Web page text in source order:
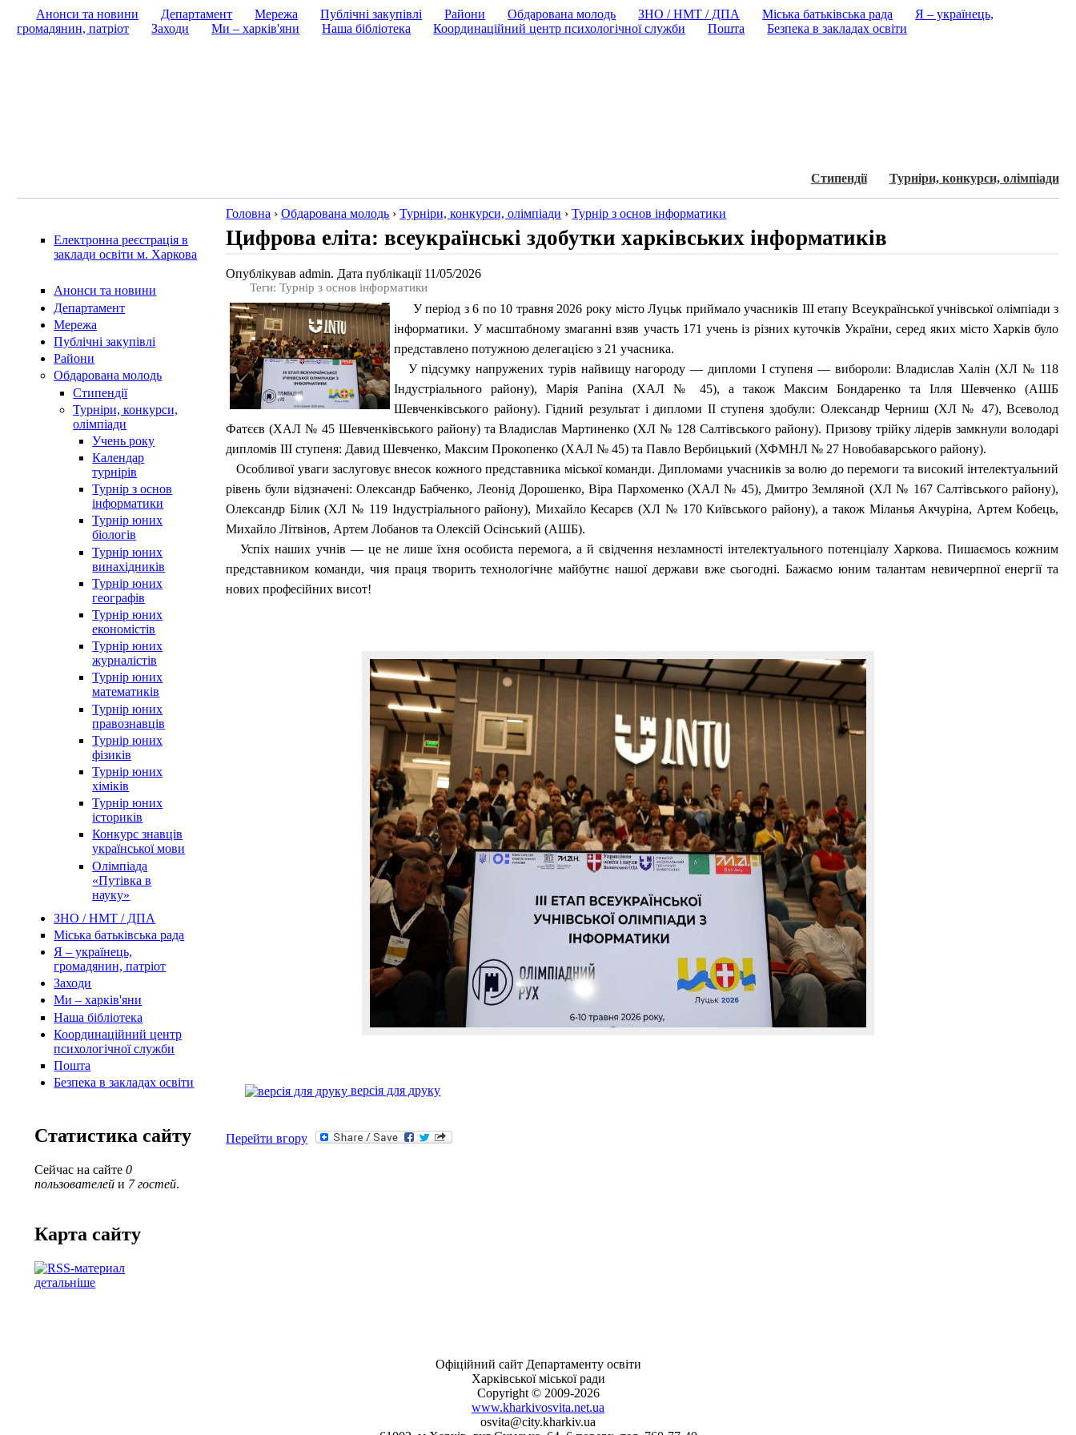
Анонси та новини Департамент Мережа Публічні закупівлі Райони Обдарована молодь ЗНО / НМТ / ДПА Міська батьківська рада
Я – українець,
громадянин, патріот
Заходи Ми – харків'яни Наша бібліотека Координаційний центр психологічної служби Пошта Безпека в закладах освіти
Стипендії Турнiри, конкурси, олiмпiади
Електронна реєстрація в
заклади освіти м. Харкова
Анонси та новини
Департамент
Мережа
Публічні закупівлі
Райони
Обдарована молодь
Стипендії
Турнiри, конкурси,
олiмпiади
Учень року
Календар
турнірів
Турнір з основ
інформатики
Турнір юних
біологів
Турнір юних
винахідників
Турнір юних
географів
Турнір юних
економістів
Турнір юних
журналістів
Турнір юних
математиків
Турнір юних
правознавців
Турнір юних
фізиків
Турнір юних
хіміків
Турнір юних
істориків
Конкурс знавців
української мови
Олімпіада
«Путівка в
науку»
ЗНО / НМТ / ДПА
Міська батьківська рада
Я – українець,
громадянин, патріот
Заходи
Ми – харків'яни
Наша бібліотека
Координаційний центр
психологічної служби
Пошта
Безпека в закладах освіти
Статистика сайту
Сейчас на сайте0
пользователей и 7 гостей.
Карта сайту
детальніше
Головна ›Обдарована молодь ›Турнiри, конкурси, олiмпiади ›Турнір з основ інформатики
Цифрова еліта: всеукраїнські здобутки харківських інформатиків
Опублікував admin. Дата публікації 11/05/2026
Теги: Турнір з основ інформатики
У період з 6 по 10 травня 2026 року місто Луцьк приймало учасників ІІІ етапу Всеукраїнської учнівської олімпіади з
інформатики. У масштабному змаганні взяв участь 171 учень із різних куточків України, серед яких місто Харків було
представлено потужною делегацією з 21 учасника.
У підсумку напружених турів найвищу нагороду — дипломи І ступеня — вибороли: Владислав Халін (ХЛ № 118
Індустріального району), Марія Рапіна (ХАЛ № 45), а також Максим Бондаренко та Ілля Шевченко (АШБ
Шевченківського району). Гідний результат і дипломи ІІ ступеня здобули: Олександр Черниш (ХЛ № 47), Всеволод
Фатєєв (ХАЛ № 45 Шевченківського району) та Владислав Мартиненко (ХЛ № 128 Салтівського району). Призову трійку лідерів замкнули володарі
дипломів ІІІ ступеня: Давид Шевченко, Максим Прокопенко (ХАЛ № 45) та Павло Вербицький (ХФМНЛ № 27 Новобаварського району).
Особливої уваги заслуговує внесок кожного представника міської команди. Дипломами учасників за волю до перемоги та високий інтелектуальний
рівень були відзначені: Олександр Бабченко, Леонід Дорошенко, Віра Пархоменко (ХАЛ № 45), Дмитро Земляной (ХЛ № 167 Салтівського району),
Олександр Білик (ХЛ № 119 Індустріального району), Михайло Кесарєв (ХЛ № 170 Київського району), а також Міланья Акчуріна, Артем Кобець,
Михайло Літвінов, Артем Лобанов та Олексій Осінський (АШБ).
Успіх наших учнів — це не лише їхня особиста перемога, а й свідчення незламності інтелектуального потенціалу Харкова. Пишаємось кожним
представником команди, чия праця творить технологічне майбутнє нашої держави вже сьогодні. Бажаємо юним талантам невичерпної енергії та
нових професійних висот!
версія для друку
Перейти вгору
Офіційний сайт Департаменту освіти
Харківської міської ради
Copyright © 2009-2026
www.kharkivosvita.net.ua
osvita@city.kharkiv.ua